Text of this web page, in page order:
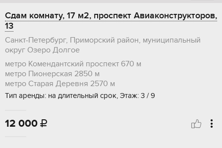
Сдам комнату, 17 м2, проспект Авиаконструкторов,
13
Санкт-Петербург, Приморский район, муниципальный
округ Озеро Долгое
метро Комендантский проспект 670 м
метро Пионерская 2850 м
метро Старая Деревня 2570 м
Тип аренды: на длительный срок, Этаж: 3 / 9
12 000 